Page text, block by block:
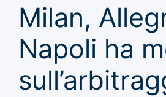
Milan,
Napoli ha